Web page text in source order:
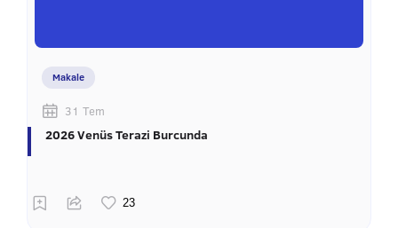
Makale
31 Tem
2026 Venüs Terazi Burcunda